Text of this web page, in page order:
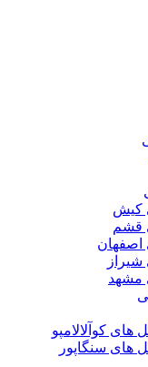
کیش
قشم
اصفهان
مشهد
های کوآلالامپو
های سنگاپور